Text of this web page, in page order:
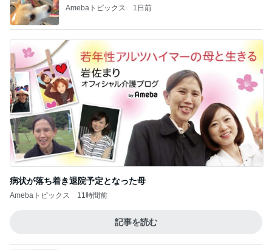
Amebaトピックス 1日前
病状が落ち着き退院予定となった母
Amebaトピックス 11時間前
記事を読む